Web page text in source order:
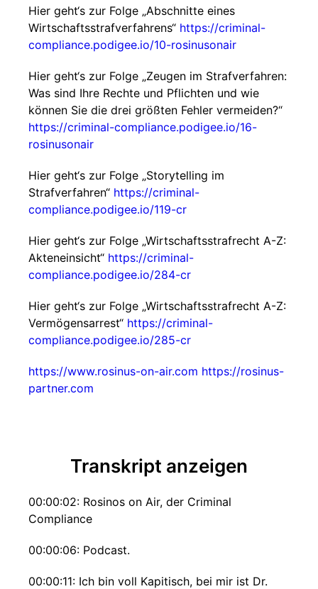
Hier geht‘s zur Folge „Abschnitte eines
Wirtschaftsstrafverfahrens“ https://criminal-
compliance.podigee.io/10-rosinusonair
Hier geht‘s zur Folge „Zeugen im Strafverfahren:
Was sind Ihre Rechte und Pflichten und wie
können Sie die drei größten Fehler vermeiden?“
https://criminal-compliance.podigee.io/16-
rosinusonair
Hier geht‘s zur Folge „Storytelling im
Strafverfahren“ https://criminal-
compliance.podigee.io/119-cr
Hier geht‘s zur Folge „Wirtschaftsstrafrecht A-Z:
Akteneinsicht“ https://criminal-
compliance.podigee.io/284-cr
Hier geht‘s zur Folge „Wirtschaftsstrafrecht A-Z:
Vermögensarrest“ https://criminal-
compliance.podigee.io/285-cr
https://www.rosinus-on-air.com https://rosinus-
partner.com
Transkript anzeigen
00:00:02: Rosinos on Air, der Criminal
Compliance
00:00:06: Podcast.
00:00:11: Ich bin voll Kapitisch, bei mir ist Dr.